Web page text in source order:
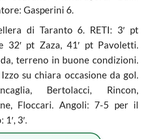
Gasperini 6.
di Taranto 6. RETI: 3′ pt
32′ pt Zaza, 41′ pt Pavoletti.
terreno in buone condizioni.
Izzo su chiara occasione da gol.
Bertolacci, Rincon,
Floccari. Angoli: 7-5 per il
3′.